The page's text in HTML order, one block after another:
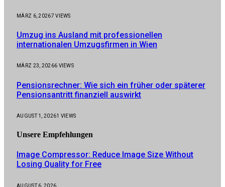
MÄRZ 6, 20267VIEWS
Umzug ins Ausland mit professionellen
internationalen Umzugsfirmen in Wien
MÄRZ 23, 20266 VIEWS
Pensionsrechner: Wie sich ein früher oder späterer
Pensionsantritt finanziell auswirkt
AUGUST 1, 20261 VIEWS
Unsere Empfehlungen
Image Compressor: Reduce Image Size Without
Losing Quality for Free
AUGUST 6, 2026